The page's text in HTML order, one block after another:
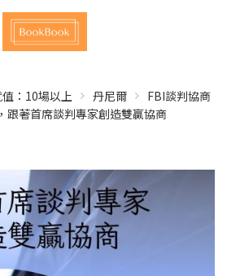
值：10場以上 丹尼爾
FBI談判協商
跟著首席談判專家創造雙贏協商